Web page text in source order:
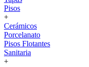
Pisos
+
Cerámicos
Porcelanato
Pisos Flotantes
Sanitaria
+